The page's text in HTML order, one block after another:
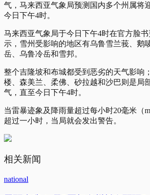
气，马来西亚气象局预测国内多个州属将
今日下午4时。
马来西亚气象局于今日下午4时在官方脸
示，雪州受影响的地区有乌鲁雪兰莪、鹅
岳、乌鲁冷岳和雪邦。
整个吉隆坡和布城都受到恶劣的天气影响
楼、森美兰、柔佛、砂拉越和沙巴则是局
气，直至今日下午4时。
当雷暴迹象及降雨量超过每小时20毫米（
超过一小时，当局就会发出警告。
相关新闻
national